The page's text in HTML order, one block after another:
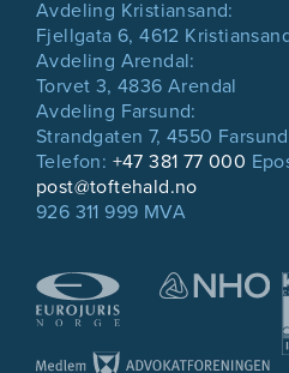
Avdeling Kristiansand:
Fjellgata 6, 4612
Avdeling Arendal:
Torvet 3, 4836 Arendal
Avdeling Farsund:
Strandgaten 7, 4550 Farsund
Telefon: +47 381 77 000
post@toftehald.no
926 311 999 MVA